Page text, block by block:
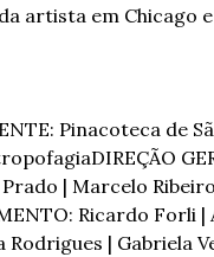
artista em Chicago
Pinacoteca de
DIREÇÃO
Prado | Marcelo
Ricardo Forli |
| Gabriela